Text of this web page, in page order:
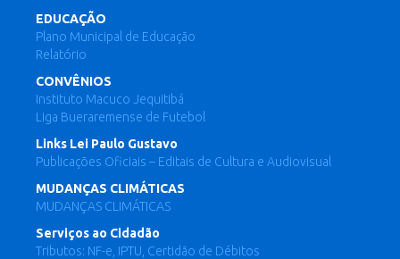
EDUCAÇÃO
Plano Municipal de Educação
Relatório
CONVÊNIOS
Instituto Macuco Jequitibá
Liga Bueraremense de Futebol
Links Lei Paulo Gustavo
Publicações Oficiais – Editais de Cultura e Audiovisual
MUDANÇAS CLIMÁTICAS
MUDANÇAS CLIMÁTICAS
Serviços ao Cidadão
Tributos: NF-e, IPTU, Certidão de Débitos